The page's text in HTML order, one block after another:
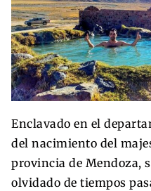
Enclavado en el
del nacimiento del
provincia de Mendoza,
olvidado de tiempos